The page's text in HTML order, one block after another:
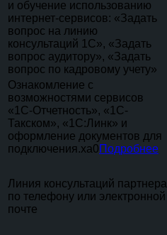
и обучение использованию
интернет-сервисов: «Задать
вопрос на линию
консультаций 1C», «Задать
вопрос аудитору», «Задать
вопрос по кадровому учету»
Ознакомление с
возможностями сервисов
«1С-Отчетность», «1С-
Такском», «1С:Линк» и
оформление документов для
подключения.xa0Подробнее
Линия консультаций партнера
по телефону или электронной
почте